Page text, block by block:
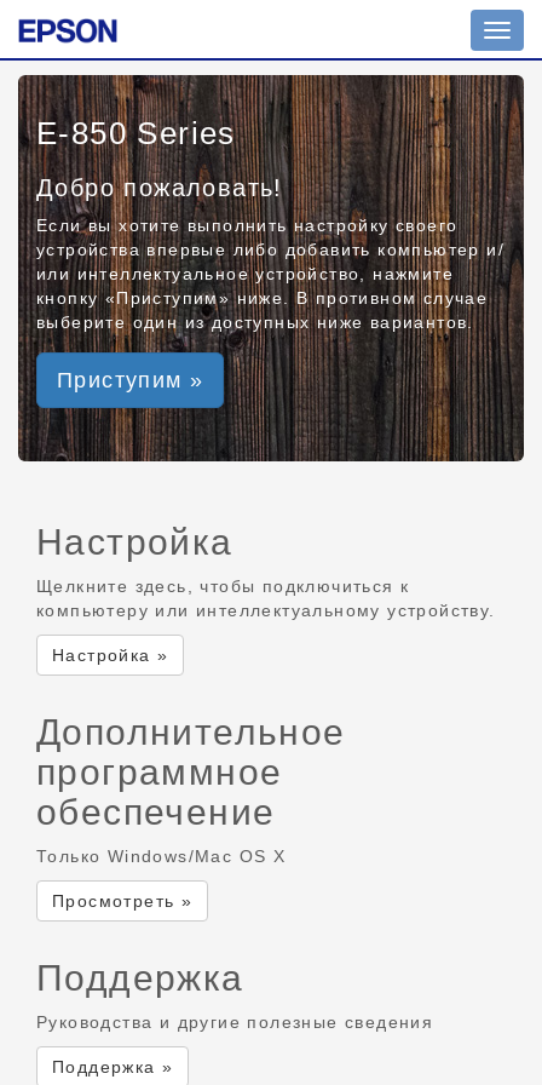
E-850 Series
Добро пожаловать!
Если вы хотите выполнить настройку своего
устройства впервые либо добавить компьютер и/
или интеллектуальное устройство, нажмите
кнопку «Приступим» ниже. В противном случае
выберите один из доступных ниже вариантов.
Приступим »
Настройка
Щелкните здесь, чтобы подключиться к
компьютеру или интеллектуальному устройству.
Настройка »
Дополнительное
программное
обеспечение
Только Windows/Mac OS X
Просмотреть »
Поддержка
Руководства и другие полезные сведения
Поддержка »